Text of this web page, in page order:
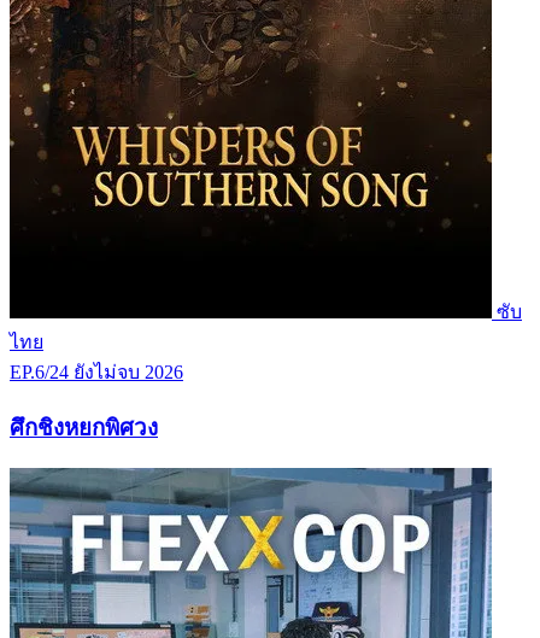
ซับ
ไทย
EP.6/24 ยังไม่จบ 2026
ศึกชิงหยกพิศวง